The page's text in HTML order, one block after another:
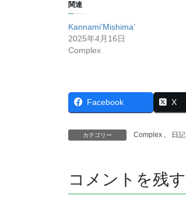
関連
Kannami’Mishima’
2025年4月16日
Complex
Facebook X
カテゴリー Complex 、 日記
コメントを残す